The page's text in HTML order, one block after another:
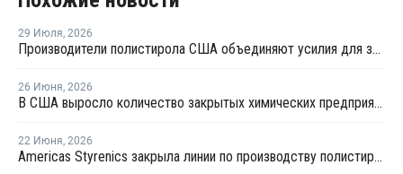
29 Июля, 2026
Производители полистирола США объединяют усилия для защиты рынка от экологических ограничений
26 Июня, 2026
В США выросло количество закрытых химических предприятий
22 Июня, 2026
Americas Styrenics закрыла линии по производству полистирола на заводе в Калифорнии